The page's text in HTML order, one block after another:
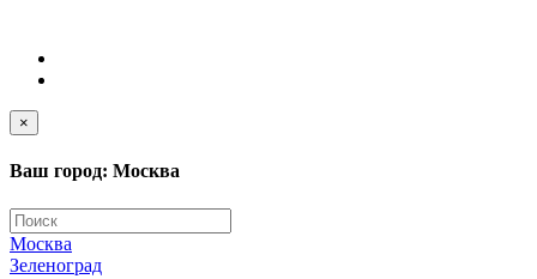
×
Ваш город: Москва
Москва
Зеленоград